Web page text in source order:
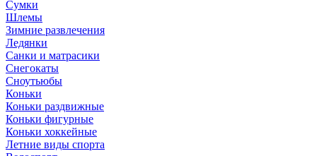
Сумки
Шлемы
Зимние развлечения
Ледянки
Санки и матрасики
Снегокаты
Сноутьюбы
Коньки
Коньки раздвижные
Коньки фигурные
Коньки хоккейные
Летние виды спорта